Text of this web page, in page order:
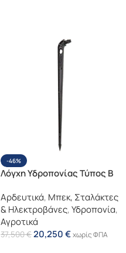
-46%
Λόγχη Υδροπονίας Τύπος Β
Αρδευτικά, Μπεκ, Σταλάκτες
& Ηλεκτροβάνες,Υδροπονία,
Αγροτικά
37,500€20,250€χωρίς ΦΠΑ